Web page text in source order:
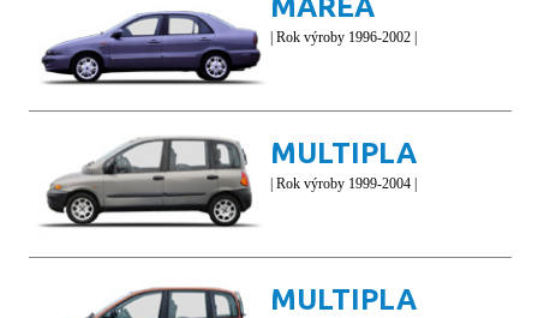
MAREA
| Rok výroby 1996-2002 |
MULTIPLA
| Rok výroby 1999-2004 |
MULTIPLA